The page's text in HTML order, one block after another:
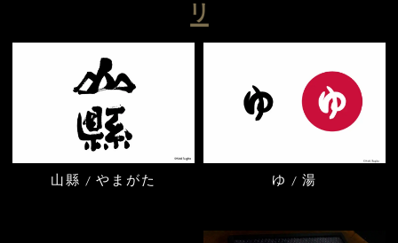
山縣 / やまがた ゆ / 湯